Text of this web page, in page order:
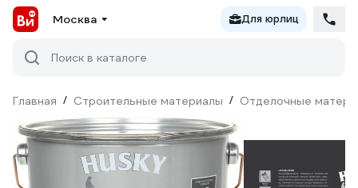
Москва Для юрлиц
Поиск в каталоге
Главная / Строительные материалы / Отделочные